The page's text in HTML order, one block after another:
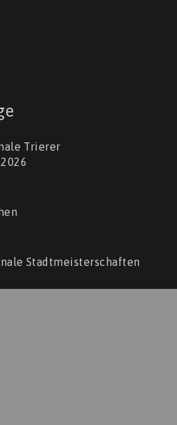
Trierer
Stadtmeisterschaften